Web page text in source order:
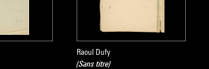
Raoul Dufy
(Sans titre)